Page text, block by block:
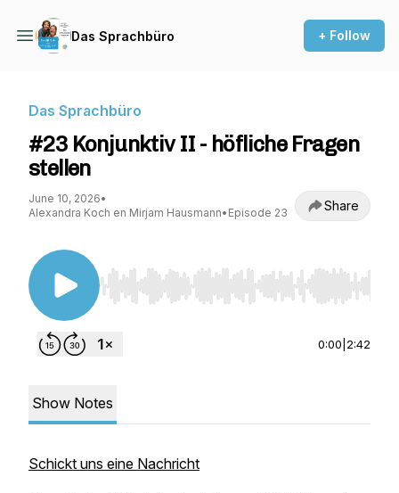
Das Sprachbüro + Follow
Das Sprachbüro
#23 Konjunktiv II - höfliche Fragen
stellen
June 10, 2026•
Alexandra Koch en Mirjam Hausmann• Episode 23 Share
Use Left/Right to seek, Home/End to jump to
0:00 2:42
Show Notes
Schickt uns eine Nachricht